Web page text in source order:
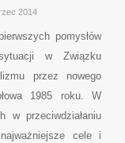
2014
pomysłów
w Związku
przez nowego
1985 roku. W
w przeciwdziałaniu
cele i